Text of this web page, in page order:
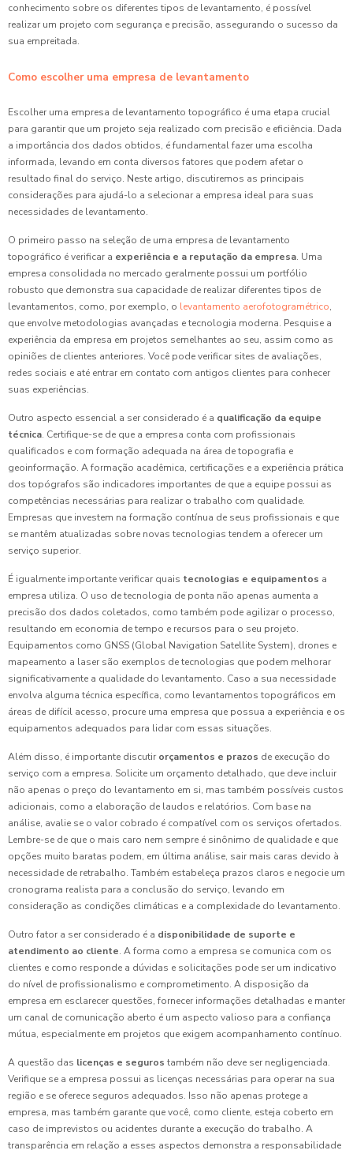
conhecimento sobre os diferentes tipos de levantamento, é possível
realizar um projeto com segurança e precisão, assegurando o sucesso da
sua empreitada.
Como escolher uma empresa de levantamento
Escolher uma empresa de levantamento topográfico é uma etapa crucial
para garantir que um projeto seja realizado com precisão e eficiência. Dada
a importância dos dados obtidos, é fundamental fazer uma escolha
informada, levando em conta diversos fatores que podem afetar o
resultado final do serviço. Neste artigo, discutiremos as principais
considerações para ajudá-lo a selecionar a empresa ideal para suas
necessidades de levantamento.
O primeiro passo na seleção de uma empresa de levantamento
topográfico é verificar a experiência e a reputação da empresa. Uma
empresa consolidada no mercado geralmente possui um portfólio
robusto que demonstra sua capacidade de realizar diferentes tipos de
levantamentos, como, por exemplo, o levantamento aerofotogramétrico,
que envolve metodologias avançadas e tecnologia moderna. Pesquise a
experiência da empresa em projetos semelhantes ao seu, assim como as
opiniões de clientes anteriores. Você pode verificar sites de avaliações,
redes sociais e até entrar em contato com antigos clientes para conhecer
suas experiências.
Outro aspecto essencial a ser considerado é a qualificação da equipe
técnica. Certifique-se de que a empresa conta com profissionais
qualificados e com formação adequada na área de topografia e
geoinformação. A formação acadêmica, certificações e a experiência prática
dos topógrafos são indicadores importantes de que a equipe possui as
competências necessárias para realizar o trabalho com qualidade.
Empresas que investem na formação contínua de seus profissionais e que
se mantêm atualizadas sobre novas tecnologias tendem a oferecer um
serviço superior.
É igualmente importante verificar quais tecnologias e equipamentos a
empresa utiliza. O uso de tecnologia de ponta não apenas aumenta a
precisão dos dados coletados, como também pode agilizar o processo,
resultando em economia de tempo e recursos para o seu projeto.
Equipamentos como GNSS (Global Navigation Satellite System), drones e
mapeamento a laser são exemplos de tecnologias que podem melhorar
significativamente a qualidade do levantamento. Caso a sua necessidade
envolva alguma técnica específica, como levantamentos topográficos em
áreas de difícil acesso, procure uma empresa que possua a experiência e os
equipamentos adequados para lidar com essas situações.
Além disso, é importante discutir orçamentos e prazos de execução do
serviço com a empresa. Solicite um orçamento detalhado, que deve incluir
não apenas o preço do levantamento em si, mas também possíveis custos
adicionais, como a elaboração de laudos e relatórios. Com base na
análise, avalie se o valor cobrado é compatível com os serviços ofertados.
Lembre-se de que o mais caro nem sempre é sinônimo de qualidade e que
opções muito baratas podem, em última análise, sair mais caras devido à
necessidade de retrabalho. Também estabeleça prazos claros e negocie um
cronograma realista para a conclusão do serviço, levando em
consideração as condições climáticas e a complexidade do levantamento.
Outro fator a ser considerado é a disponibilidade de suporte e
atendimento ao cliente. A forma como a empresa se comunica com os
clientes e como responde a dúvidas e solicitações pode ser um indicativo
do nível de profissionalismo e comprometimento. A disposição da
empresa em esclarecer questões, fornecer informações detalhadas e manter
um canal de comunicação aberto é um aspecto valioso para a confiança
mútua, especialmente em projetos que exigem acompanhamento contínuo.
A questão das licenças e seguros também não deve ser negligenciada.
Verifique se a empresa possui as licenças necessárias para operar na sua
região e se oferece seguros adequados. Isso não apenas protege a
empresa, mas também garante que você, como cliente, esteja coberto em
caso de imprevistos ou acidentes durante a execução do trabalho. A
transparência em relação a esses aspectos demonstra a responsabilidade